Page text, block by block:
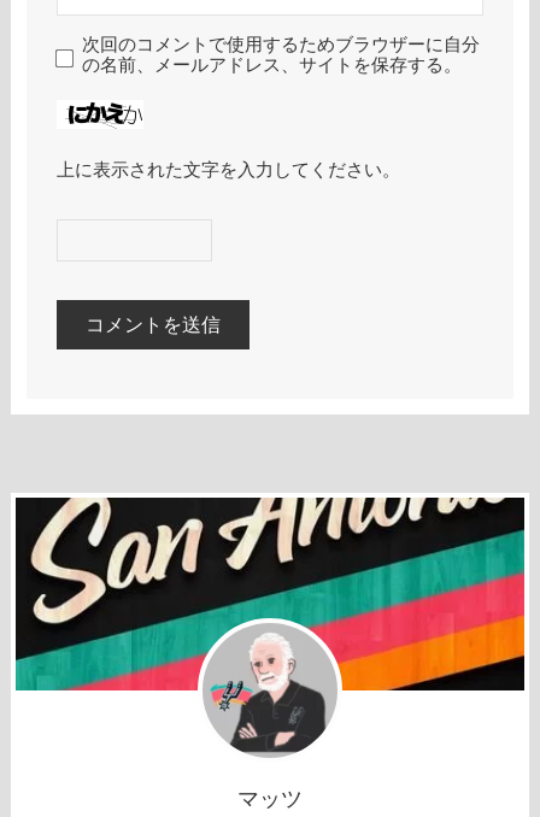
次回のコメントで使用するためブラウザーに自分
の名前、メールアドレス、サイトを保存する。
上に表示された文字を入力してください。
マッツ